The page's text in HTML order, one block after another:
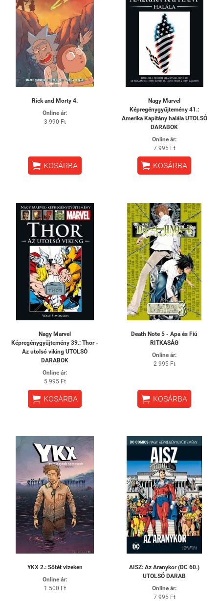
Rick and Morty 4.
Online ár:
3 990 Ft
 KOSÁRBA
Nagy Marvel
Képregénygyűjtemény 41.:
Amerika ​Kapitány halála UTOLSÓ
DARABOK
Online ár:
7 995 Ft
 KOSÁRBA
Nagy Marvel
Képregénygyűjtemény 39.: Thor -
​Az utolsó viking UTOLSÓ
DARABOK
Online ár:
5 995 Ft
 KOSÁRBA
Death Note 5 - Apa és Fiú
RITKASÁG
Online ár:
2 995 Ft
 KOSÁRBA
YKX 2.: Sötét vizeken
Online ár:
1 500 Ft
AISZ: ​Az Aranykor (DC 60.)
UTOLSÓ DARAB
Online ár:
7 995 Ft